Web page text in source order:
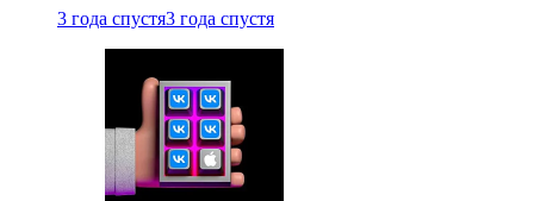
3 года спустя3 года спустя